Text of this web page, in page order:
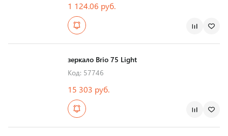
1 124.06 руб.
зеркало Brio 75 Light
Код: 57746
15 303 руб.